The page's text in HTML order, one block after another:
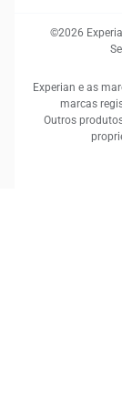
©2026
Experian e as
marcas
Outros